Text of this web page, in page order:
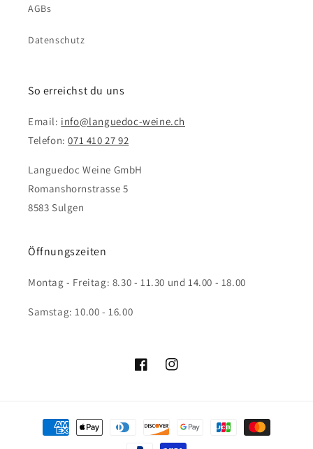
AGBs
Datenschutz
So erreichst du uns
Email: info@languedoc-weine.ch
Telefon:071 410 27 92
Languedoc Weine GmbH
Romanshornstrasse 5
8583 Sulgen
Öffnungszeiten
Montag - Freitag: 8.30 - 11.30 und 14.00 - 18.00
Samstag: 10.00 - 16.00
FacebookInstagram
Zahlungsmethoden